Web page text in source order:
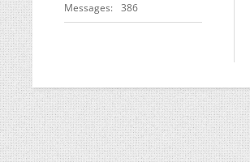
Messages 386